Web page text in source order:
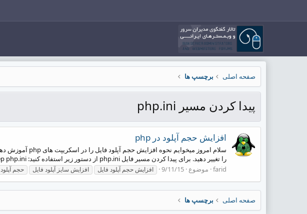
صفحه اصلی برچسپ ها
پیدا کردن مسیر php.ini
افزایش حجم آپلود در php
را تغییر دهید. برای پیدا کردن مسیر فایل php.ini از دستور زیر استفاده کنید: php -i | grep php.ini سپس با استفاده...
farid موضوع 9/11/15 افزایش حجم آپلود فایل افزایش سایز آپلود فایل حجم آپلود php
صفحه اصلی برچسپ ها